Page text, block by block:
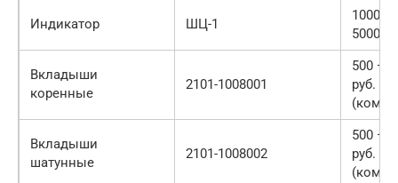
Индикатор ШЦ-1
1000 —
5000
Вкладыши
коренные
2101-1008001
500 —
руб.
Вкладыши
шатунные
2101-1008002
500 —
руб.